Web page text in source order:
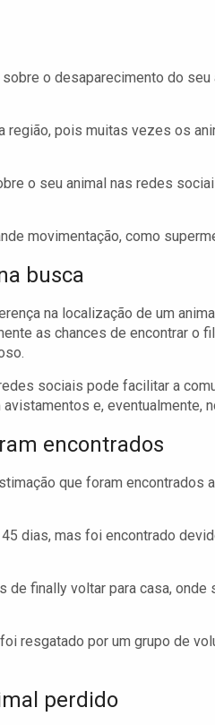
o desaparecimento do
região, pois muitas vezes os
o seu animal nas redes
movimentação, como
busca
na localização de um
as chances de encontrar o
sociais pode facilitar a
e, eventualmente,
encontrados
que foram encontrados
dias, mas foi encontrado
de finally voltar para casa, onde
resgatado por um grupo de
perdido